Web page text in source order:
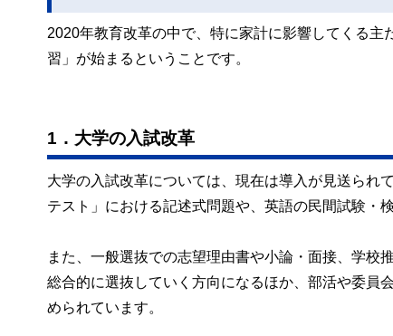
2020年教育改革の中で、特に家計に影響してくる
習」が始まるということです。
1．大学の入試改革
大学の入試改革については、現在は導入が見送られ
テスト」における記述式問題や、英語の民間試験・
また、一般選抜での志望理由書や小論・面接、学校
総合的に選抜していく方向になるほか、部活や委員
められています。